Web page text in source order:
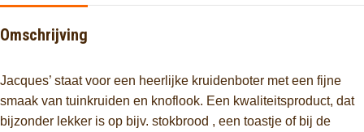
Omschrijving
Jacques’ staat voor een heerlijke kruidenboter met een fijne
smaak van tuinkruiden en knoflook. Een kwaliteitsproduct, dat
bijzonder lekker is op bijv. stokbrood , een toastje of bij de